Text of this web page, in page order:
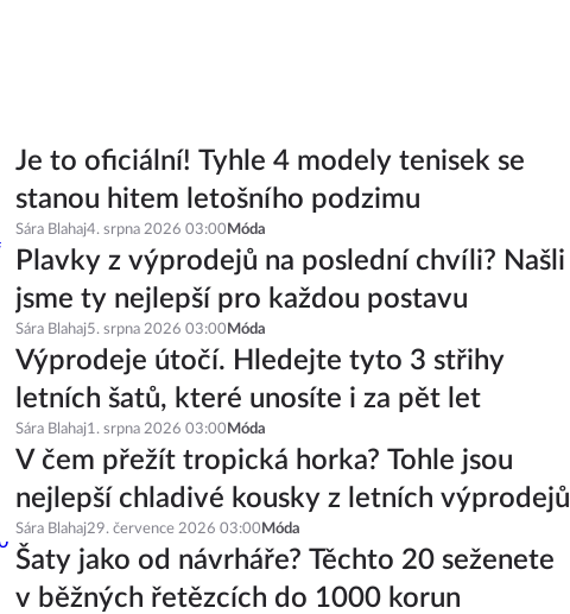
Je to oficiální! Tyhle 4 modely tenisek se
stanou hitem letošního podzimu
Sára Blahaj4. srpna 2026 03:00 Móda
Plavky z výprodejů na poslední chvíli? Našli
jsme ty nejlepší pro každou postavu
Sára Blahaj5. srpna 2026 03:00 Móda
Výprodeje útočí. Hledejte tyto 3 střihy
letních šatů, které unosíte i za pět let
Sára Blahaj1. srpna 2026 03:00 Móda
V čem přežít tropická horka? Tohle jsou
nejlepší chladivé kousky z letních výprodejů
Sára Blahaj29. července 2026 03:00 Móda
Šaty jako od návrháře? Těchto 20 seženete
v běžných řetězcích do 1000 korun